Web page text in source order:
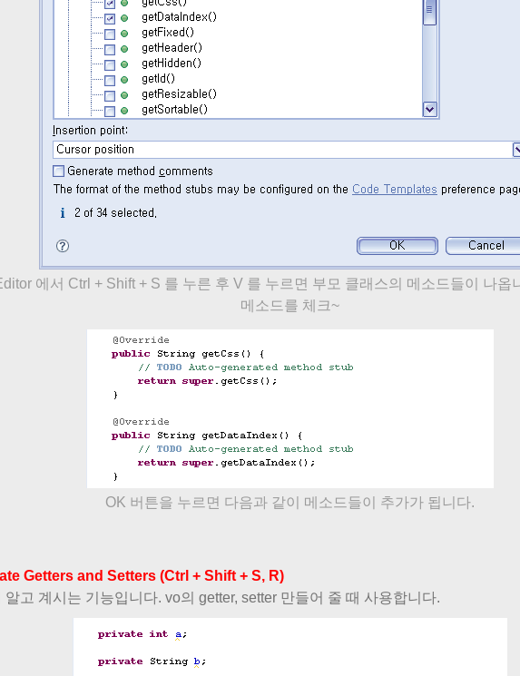
에서 Ctrl + Shift + S 를 누른 후 V 를 누르면 부모 클래스의 메소드들이 나옵
메소드를 체크~
OK 버튼을 누르면 다음과 같이 메소드들이 추가가 됩니다.
Getters and Setters (Ctrl + Shift + S, R)
알고 계시는 기능입니다. vo의 getter, setter 만들어 줄 때 사용합니다.